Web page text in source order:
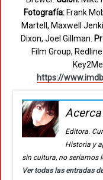
Fotografía: Frank
Martell, Maxwell
Dixon, Joel Gillman.
Film Group,
https://
Editora.
Historia y
sin cultura, no seríamos
Ver todas las entradas